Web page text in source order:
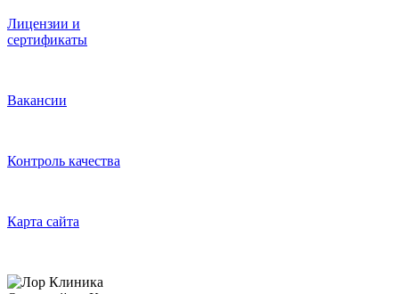
Лицензии и
сертификаты
Вакансии
Контроль качества
Карта сайта